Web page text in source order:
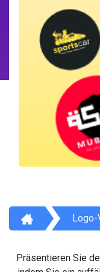
Logo-
Präsentieren Sie